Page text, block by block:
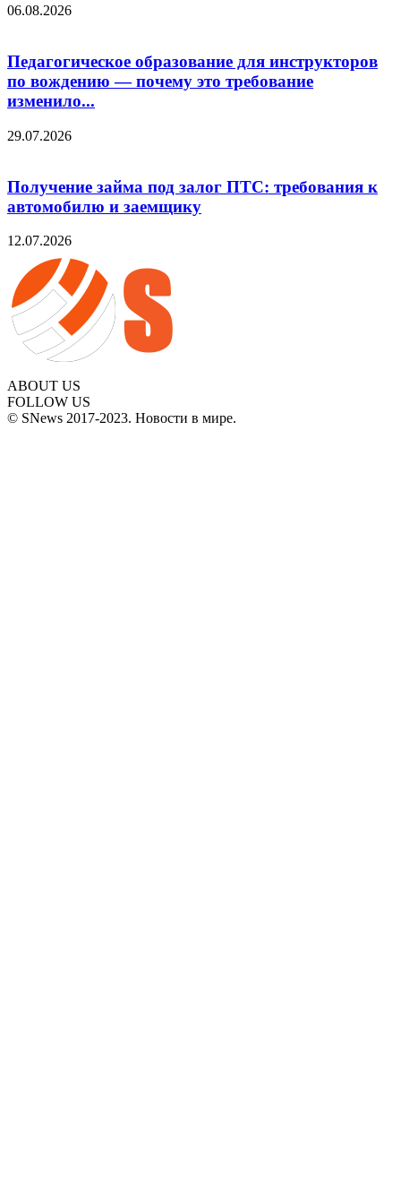
06.08.2026
Педагогическое образование для инструкторов
по вождению — почему это требование
изменило...
29.07.2026
Получение займа под залог ПТС: требования к
автомобилю и заемщику
12.07.2026
ABOUT US
FOLLOW US
© SNews 2017-2023. Новости в мире.